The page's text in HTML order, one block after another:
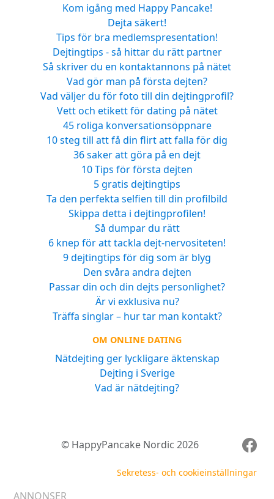
Kom igång med Happy Pancake!
Dejta säkert!
Tips för bra medlemspresentation!
Dejtingtips - så hittar du rätt partner
Så skriver du en kontaktannons på nätet
Vad gör man på första dejten?
Vad väljer du för foto till din dejtingprofil?
Vett och etikett för dating på nätet
45 roliga konversationsöppnare
10 steg till att få din flirt att falla för dig
36 saker att göra på en dejt
10 Tips för första dejten
5 gratis dejtingtips
Ta den perfekta selfien till din profilbild
Skippa detta i dejtingprofilen!
Så dumpar du rätt
6 knep för att tackla dejt-nervositeten!
9 dejtingtips för dig som är blyg
Den svåra andra dejten
Passar din och din dejts personlighet?
Är vi exklusiva nu?
Träffa singlar – hur tar man kontakt?
OM ONLINE DATING
Nätdejting ger lyckligare äktenskap
Dejting i Sverige
Vad är nätdejting?
© HappyPancake Nordic 2026
Sekretess- och cookieinställningar
ANNONSER